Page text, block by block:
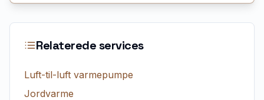
Relaterede services
Luft-til-luft varmepumpe
Jordvarme